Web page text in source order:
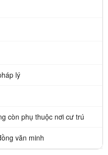
lý
còn phụ thuộc nơi cư trú
văn minh